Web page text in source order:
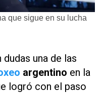
que sigue en su lucha
dudas una de las
argentino en la
logró con el paso